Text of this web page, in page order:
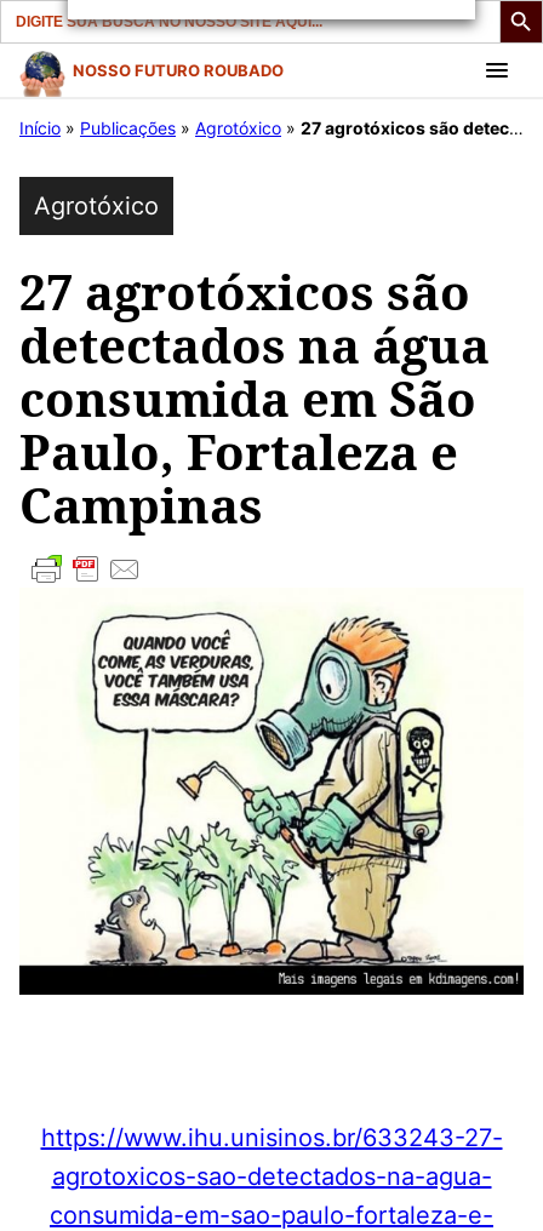
Search
for:
Pular
para
conteúdo
NOSSO FUTURO ROUBADO
Início » Publicações » Agrotóxico » 27 agrotóxicos são detectados na água consumida em São Paulo, Fortaleza e Campinas
Agrotóxico
27 agrotóxicos são
detectados na água
consumida em São
Paulo, Fortaleza e
Campinas
https://www.ihu.unisinos.br/633243-27-
agrotoxicos-sao-detectados-na-agua-
consumida-em-sao-paulo-fortaleza-e-